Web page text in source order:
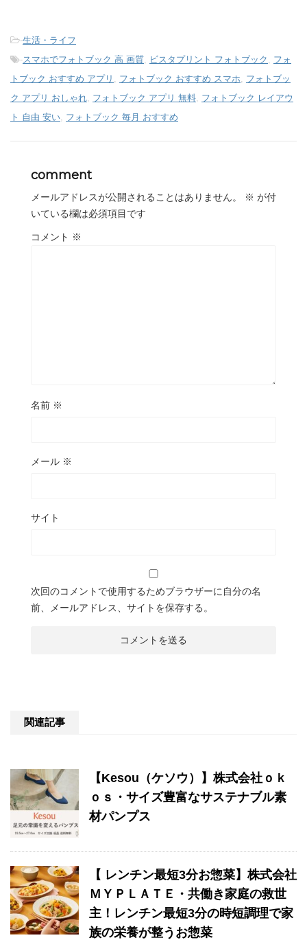
-生活・ライフ
-スマホでフォトブック 高 画質, ビスタプリント フォトブック , フォ
トブック おすすめ アプリ , フォトブック おすすめ スマホ, フォトブッ
ク アプリ おしゃれ, フォトブック アプリ 無料, フォトブック レイアウ
ト 自由 安い, フォトブック 毎月 おすすめ
comment
メールアドレスが公開されることはありません。 ※ が付
いている欄は必須項目です
コメント ※
名前 ※
メール ※
サイト
次回のコメントで使用するためブラウザーに自分の名
前、メールアドレス、サイトを保存する。
関連記事
【Kesou（ケソウ）】株式会社ｏｋ
ｏｓ・サイズ豊富なサステナブル素
材パンプス
【 レンチン最短3分お惣菜】株式会社
ＭＹＰＬＡＴＥ・共働き家庭の救世
主！レンチン最短3分の時短調理で家
族の栄養が整うお惣菜